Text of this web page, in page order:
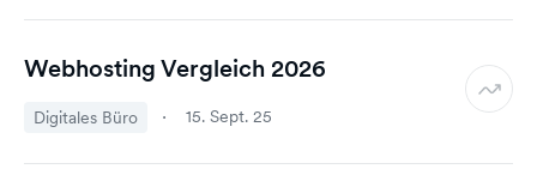
Webhosting Vergleich 2026
Digitales Büro 15. Sept. 25